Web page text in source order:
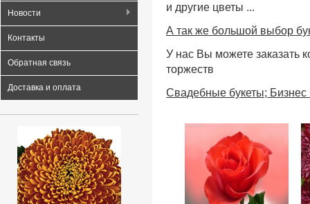
и другие цветы ...
А так же большой выбор
У нас Вы можете заказать
торжеств
Свадебные букеты;
Новости
Контакты
Обратная связь
Доставка и оплата